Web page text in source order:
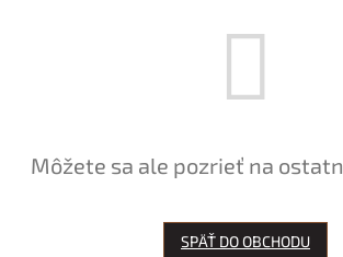
Môžete sa ale pozrieť na
SPÄŤ DO OBCHODU